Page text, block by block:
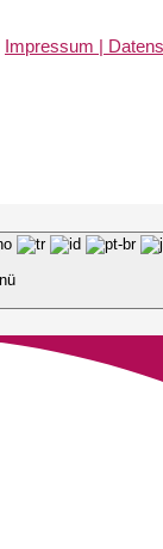
Impressum |